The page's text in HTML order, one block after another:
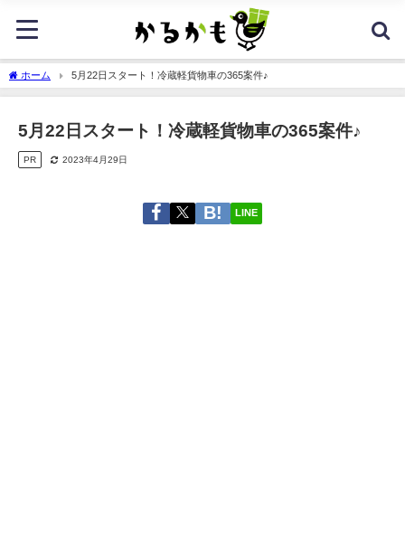
ホーム 5月22日スタート！冷蔵軽貨物車の365案件♪
5月22日スタート！冷蔵軽貨物車の365案件♪
PR 2023年4月29日
LINE